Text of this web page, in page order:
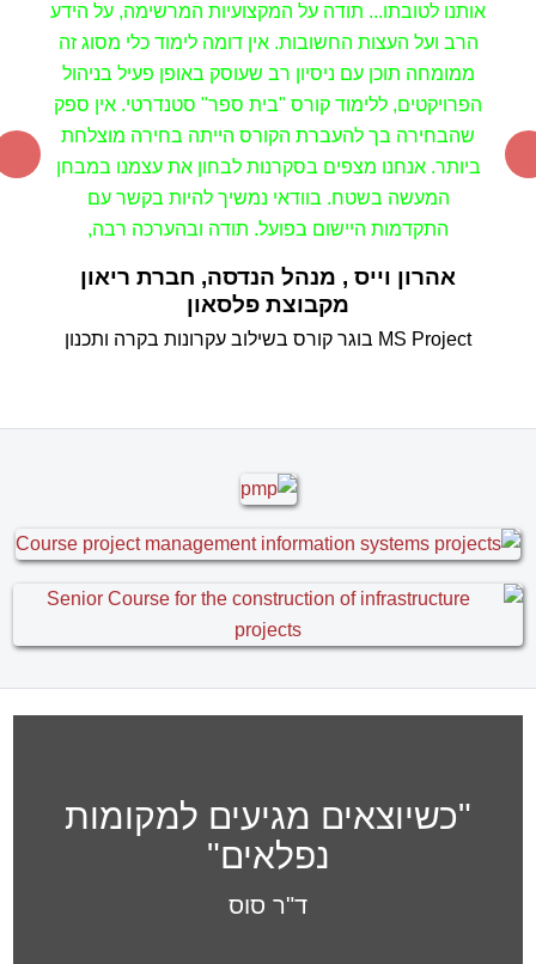
אותנו לטובתו... תודה על המקצועיות המרשימה, על הידע
הרב ועל העצות החשובות.אין דומה לימוד כלי מסוג זה
ממומחה תוכן עם ניסיון רב שעוסק באופן פעיל בניהול
הפרויקטים, ללימוד קורס "בית ספר" סטנדרטי. אין ספק
שהבחירה בך להעברת הקורס הייתה בחירה מוצלחת
ביותר.אנחנו מצפים בסקרנות לבחון את עצמנו במבחן
המעשה בשטח. בוודאי נמשיך להיות בקשר עם
התקדמות היישום בפועל. תודה ובהערכה רבה,
אהרון וייס , מנהל הנדסה, חברת ריאון
מקבוצת פלסאון
MS Project בוגר קורס בשילוב עקרונות בקרה ותכנון
"כשיוצאים מגיעים למקומות
נפלאים"
ד"ר סוס